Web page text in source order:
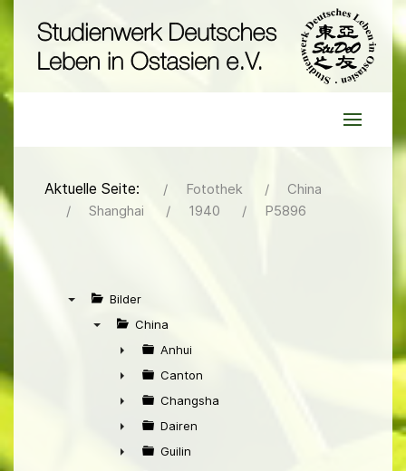
Aktuelle Seite: Fotothek
China
Shanghai
1940 P5896
Bilder
China
►
Anhui
►
Canton
►
Changsha
►
Dairen
Guilin